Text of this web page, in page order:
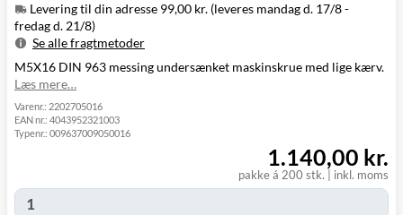
Levering til din adresse 99,00 kr. (leveres mandag d. 17/8 -
fredag d. 21/8)
Se alle fragtmetoder
Metode
Pris
Leveres
Levering til
din adresse
Click&Collect
i Svenstrup
0,00 kr.
M5X16 DIN 963 messing undersænket maskinskrue med lige kærv.
Læs mere…
Varenr.: 2202705016
EAN nr.: 4043952321003
Typenr.: 009637009050016
pakke á 200 stk. inkl. moms
1.140,00 kr.